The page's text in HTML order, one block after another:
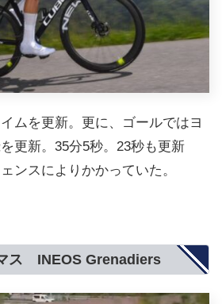
ムを更新。更に、ゴールではヨ
更新。35分5秒。23秒も更新
ンスによりかかっていた。
ス INEOS Grenadiers